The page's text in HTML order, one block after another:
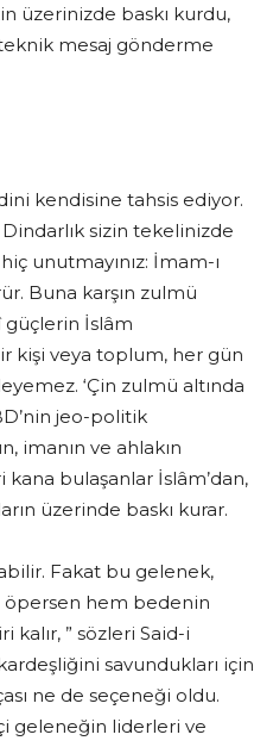
üzerinizde baskı kurdu,
mesaj gönderme
kendisine tahsis ediyor.
sizin tekelinizde
unutmayınız: İmam-ı
Buna karşın zulmü
güçlerin İslâm
kişi veya toplum, her gün
‘Çin zulmü altında
jeo-politik
imanın ve ahlakın
bulaşanlar İslâm’dan,
üzerinde baskı kurar.
Fakat bu gelenek,
öpersen hem bedenin
” sözleri Said-i
savundukları için
ne de seçeneği oldu.
geleneğin liderleri ve